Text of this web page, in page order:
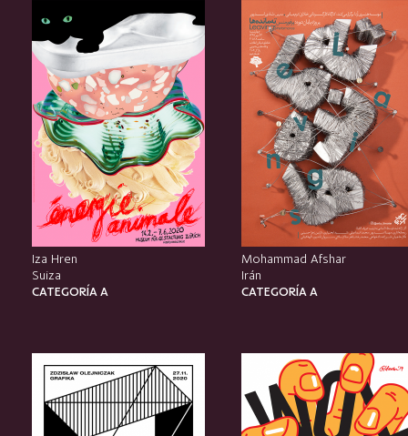
Iza Hren
Suiza
CATEGORÍA A
Mohammad Afshar
Irán
CATEGORÍA A